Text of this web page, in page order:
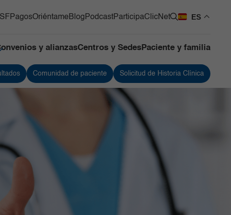
PagosOriéntameBlog PodcastParticipaClicNet ES
Quirúrgicos
de Cuidado Crítico
Urología
Vacunación
y alianzasCentros y Sedes Paciente y familia
Comunidad de paciente Solicitud de Historia Clínica